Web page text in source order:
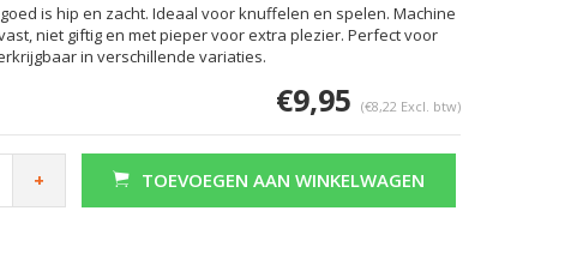
is hip en zacht. Ideaal voor knuffelen en spelen. Machine
niet giftig en met pieper voor extra plezier. Perfect voor
in verschillende variaties.
€9,95 (€8,22 Excl. btw)
+ TOEVOEGEN AAN WINKELWAGEN